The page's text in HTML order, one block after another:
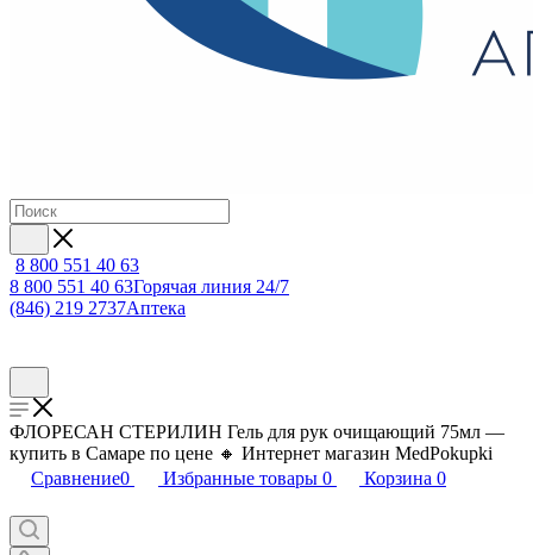
8 800 551 40 63
8 800 551 40 63Горячая линия 24/7
(846) 219 2737Аптека
ФЛОРЕСАН СТЕРИЛИН Гель для рук очищающий 75мл —
купить в Самаре по цене 🔸 Интернет магазин MedPokupki
Сравнение0 Избранные товары 0 Корзина 0